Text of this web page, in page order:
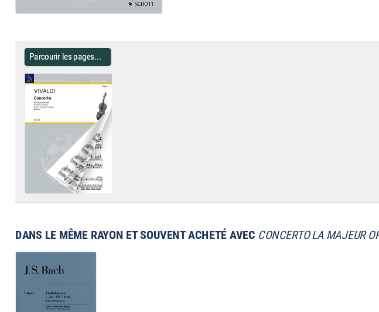
Parcourir les pages...
DANS LE MÊME RAYON ET SOUVENT ACHETÉ AVEC CONCERTO LA MAJEUR